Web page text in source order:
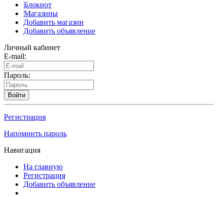
Блокнот
Магазины
Добавить магазин
Добавить объявление
Личный кабинет
E-mail:
Пароль:
Войти
Регистрация
Напомнить пароль
Навигация
На главную
Регистрация
Добавить объявление